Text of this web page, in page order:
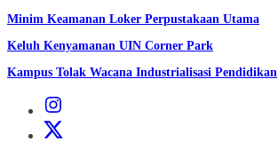
Minim Keamanan Loker Perpustakaan Utama
Keluh Kenyamanan UIN Corner Park
Kampus Tolak Wacana Industrialisasi Pendidikan
Instagram
Institut
X
Institut